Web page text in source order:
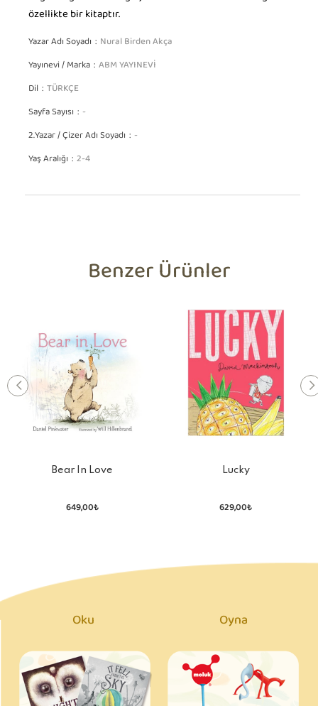
özellikte bir kitaptır.
Yazar Adı Soyadı Nural Birden Akça
Yayınevi / Marka ABM YAYINEVİ
Dil TÜRKÇE
Sayfa Sayısı -
2.Yazar / Çizer Adı Soyadı -
Yaş Aralığı 2-4
Benzer Ürünler
Bear In Love
649,00₺
Lucky
629,00₺
Oku Oyna